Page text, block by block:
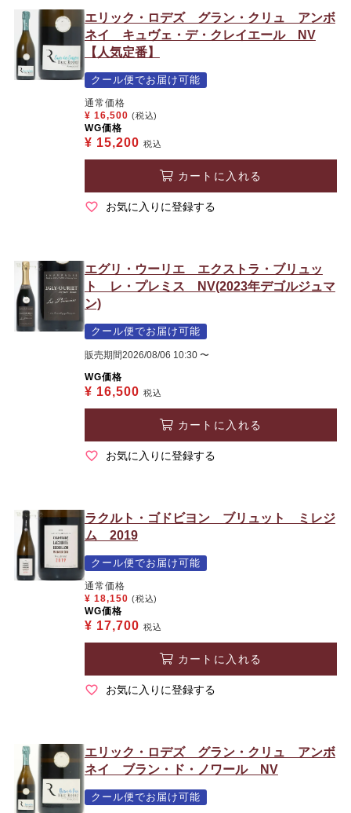
エリック・ロデズ グラン・クリュ アンボ
ネイ キュヴェ・デ・クレイエール NV
【人気定番】
クール便でお届け可能
通常価格
¥ 16,500 (税込)
WG価格
¥ 15,200 税込
カートに入れる
お気に入りに登録する
エグリ・ウーリエ エクストラ・ブリュッ
ト レ・プレミス NV(2023年デゴルジュマ
ン)
クール便でお届け可能
販売期間2026/08/06 10:30 〜
WG価格
¥ 16,500 税込
カートに入れる
お気に入りに登録する
ラクルト・ゴドビヨン ブリュット ミレジ
ム 2019
クール便でお届け可能
通常価格
¥ 18,150 (税込)
WG価格
¥ 17,700 税込
カートに入れる
お気に入りに登録する
エリック・ロデズ グラン・クリュ アンボ
ネイ ブラン・ド・ノワール NV
クール便でお届け可能